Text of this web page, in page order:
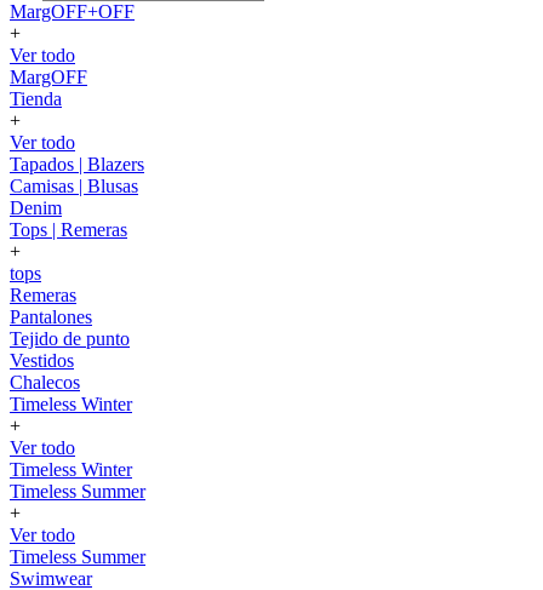
MargOFF+OFF
+
Ver todo
MargOFF
Tienda
+
Ver todo
Tapados | Blazers
Camisas | Blusas
Denim
Tops | Remeras
+
tops
Remeras
Pantalones
Tejido de punto
Vestidos
Chalecos
Timeless Winter
+
Ver todo
Timeless Winter
Timeless Summer
+
Ver todo
Timeless Summer
Swimwear